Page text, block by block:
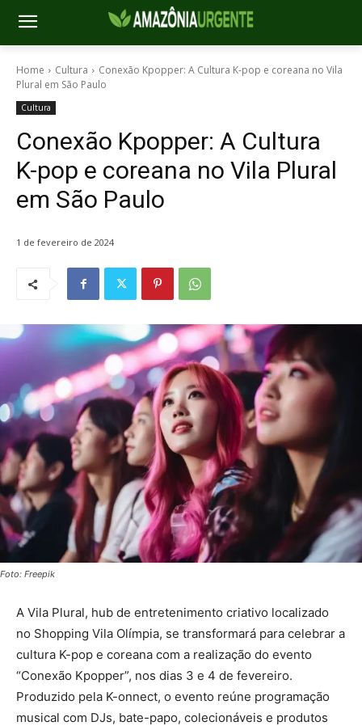
Home Cultura
Conexão Kpopper: A Cultura K-pop e coreana no Vila
Plural em São Paulo
Cultura
Conexão Kpopper: A Cultura
K-pop e coreana no Vila Plural
em São Paulo
1 de fevereiro de 2024
Foto: Freepik
A Vila Plural, hub de entretenimento criativo localizado
no Shopping Vila Olímpia, se transformará para celebrar a
cultura K-pop e coreana com a realização do evento
“Conexão Kpopper”, nos dias 3 e 4 de fevereiro.
Produzido pela K-onnect, o evento reúne programação
musical com DJs, bate-papo, colecionáveis e produtos